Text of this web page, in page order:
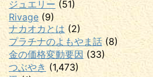
ジュエリー (51)
Rivage (9)
ナカオカとは (2)
プラチナのよもやま話(8)
金の価格変動要因 (33)
つぶやき (1,473)